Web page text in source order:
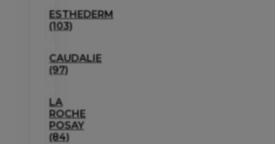
ESTHEDERM
(103)
CAUDALIE
(97)
LA
ROCHE
POSAY
(84)